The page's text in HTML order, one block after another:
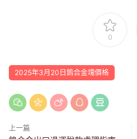
0
2025年3月20日鎢合金塊價格
上一篇